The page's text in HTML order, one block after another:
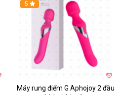
Hot
5
Máy rung điểm G Aphojoy 2 đầu